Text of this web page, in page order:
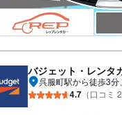
バジェット・レンタ
呉服町駅から徒歩3
4.7 （口コミ